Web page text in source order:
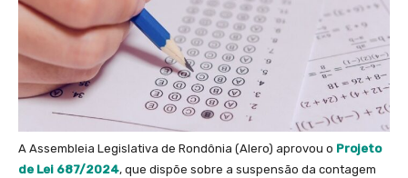
A Assembleia Legislativa de Rondônia (Alero) aprovou o Projeto
de Lei 687/2024, que dispõe sobre a suspensão da contagem